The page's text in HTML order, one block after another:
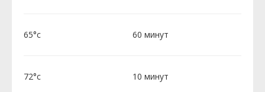
65°c 60 минут
72°c 10 минут